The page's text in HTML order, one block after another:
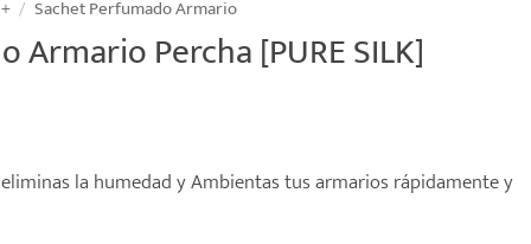
/ Sachet Perfumado Armario
Armario Percha [PURE SILK]
la humedad y Ambientas tus armarios rápidamente y